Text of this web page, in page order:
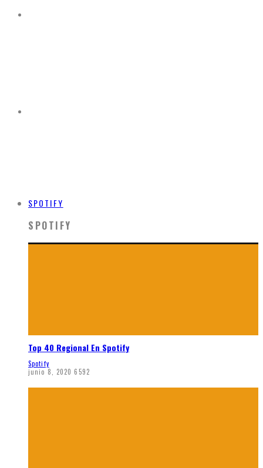
SPOTIFY
SPOTIFY
Top 40 Regional En Spotify
Spotify
junio 8, 2020 6592